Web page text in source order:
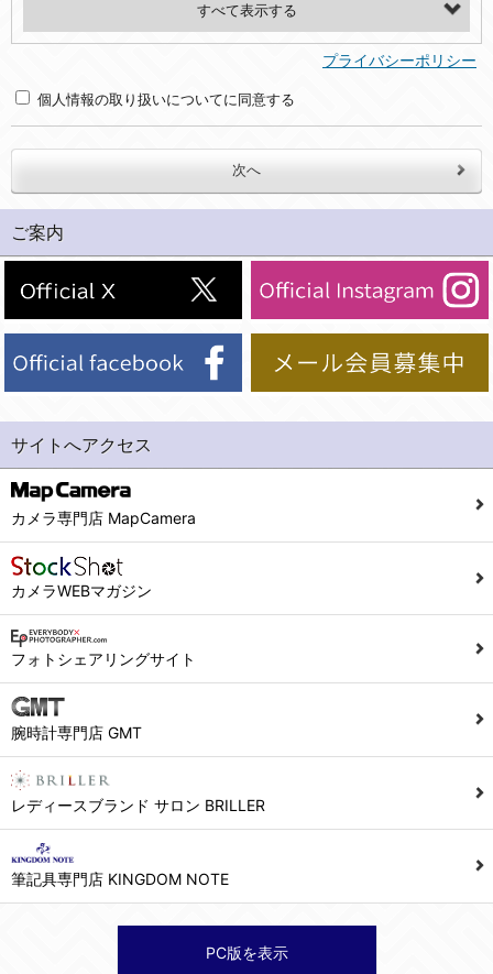
(2)利用目的
・お問合せへの対応のため
(2)法令等により開示を求められた場合。
(5)業務を円滑に進めるために、外部業者に個人データの一部又は全部の処理を委託する場合（ただし、委託する場合は委託した個人データの安全管理が図られるように、委託先に対する必要かつ適切な監督を行ないます）。
当社への個人情報の提供はお客様の任意ですが、必要な個人情報をご提供いただけない場合、当社のサービス等が利用できない場合がありますのでご了承下さい。
５．ご本人が容易に知覚できない方法による個人情報の取得
６．個人情報に関するお問合せ対応
(1)当社は、当社の保有する個人データに関し、ご本人から利用目的の通知，開示，内容の訂正，追加又は削除，利用の停止，消去及び第三者への提供の停止の請求などがあれば、ご本人の確認をさせていただいた上で、速やかに対応します。また当社の個人情報の取り扱いに関するご質問、ご相談にも対応いたします。尚、シュッピン会員のお客様は、当社が保有する個人データの削除を要求する権利があります。
(2)当社の個人情報に関するお問合せは、以下の窓口で承ります。お問合せの内容により必要な書類提出や質問へのご回答をお願いすることがあります。
シュッピン株式会社 個人情報相談窓口
Mail：privacy@syuppin.com (受付)
プライバシーポリシー
個人情報の取り扱いについてに同意する
ご案内
サイトへアクセス
カメラ専門店 MapCamera
カメラWEBマガジン
フォトシェアリングサイト
腕時計専門店 GMT
レディースブランド サロン BRILLER
筆記具専門店 KINGDOM NOTE
PC版を表示